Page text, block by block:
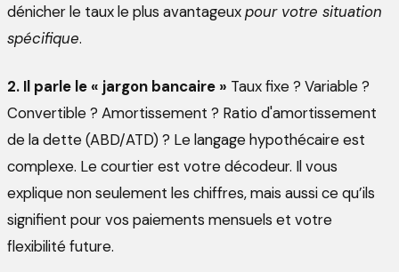
dénicher le taux le plus avantageuxpour votre situation
spécifique.
2. Il parle le « jargon bancaire » Taux fixe ? Variable ?
Convertible ? Amortissement ? Ratio d'amortissement
de la dette (ABD/ATD) ? Le langage hypothécaire est
complexe. Le courtier est votre décodeur. Il vous
explique non seulement les chiffres, mais aussi ce qu’ils
signifient pour vos paiements mensuels et votre
flexibilité future.